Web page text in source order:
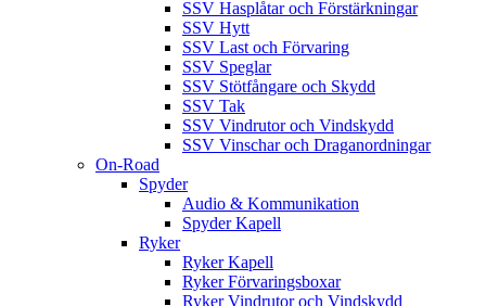
SSV Hasplåtar och Förstärkningar
SSV Hytt
SSV Last och Förvaring
SSV Speglar
SSV Stötfångare och Skydd
SSV Tak
SSV Vindrutor och Vindskydd
SSV Vinschar och Draganordningar
On-Road
Spyder
Audio & Kommunikation
Spyder Kapell
Ryker
Ryker Kapell
Ryker Förvaringsboxar
Ryker Vindrutor och Vindskydd